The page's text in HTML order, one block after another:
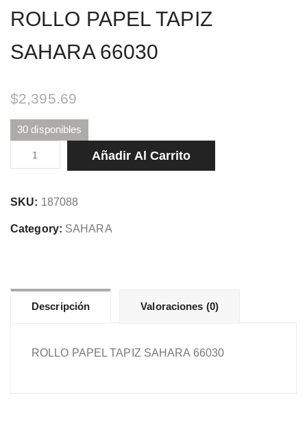
ROLLO PAPEL TAPIZ
SAHARA 66030
$2,395.69
30 disponibles
ROLLO
PAPEL
SAHARA
66030
Añadir Al Carrito
SKU: 187088
Category: SAHARA
Descripción Valoraciones (0)
ROLLO PAPEL TAPIZ SAHARA 66030